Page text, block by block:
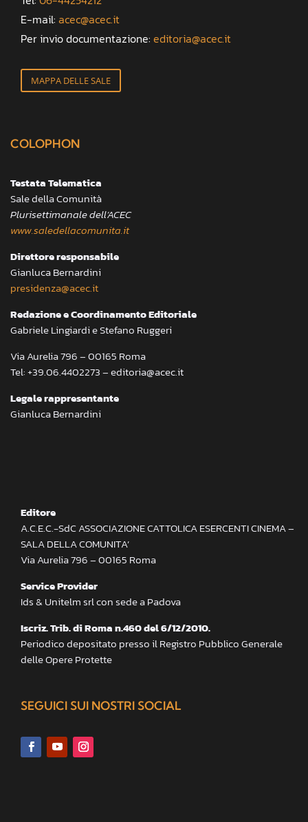
E-mail: acec@acec.it
Per invio documentazione: editoria@acec.it
MAPPA DELLE SALE
COLOPHON
Testata Telematica
Sale della Comunità
Plurisettimanale dell’ACEC
www.saledellacomunita.it
Direttore responsabile
Gianluca Bernardini
presidenza@acec.it
Redazione e Coordinamento Editoriale
Gabriele Lingiardi e Stefano Ruggeri
Via Aurelia 796 – 00165 Roma
Tel: +39.06.4402273 – editoria@acec.it
Legale rappresentante
Gianluca Bernardini
Editore
A.C.E.C.-SdC ASSOCIAZIONE CATTOLICA ESERCENTI CINEMA –
SALA DELLA COMUNITA’
Via Aurelia 796 – 00165 Roma
Service Provider
Ids & Unitelm srl con sede a Padova
Iscriz. Trib. di Roma n.460 del 6/12/2010.
Periodico depositato presso il Registro Pubblico Generale
delle Opere Protette
SEGUICI SUI NOSTRI SOCIAL